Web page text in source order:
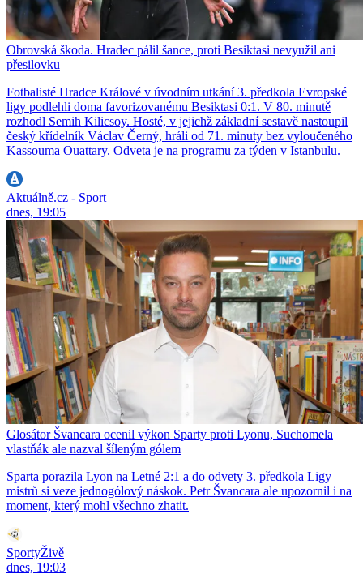
Obrovská škoda. Hradec pálil šance, proti Besiktasi nevyužil ani
přesilovku
Fotbalisté Hradce Králové v úvodním utkání 3. předkola Evropské
ligy podlehli doma favorizovanému Besiktasi 0:1. V 80. minutě
rozhodl Semih Kilicsoy. Hosté, v jejichž základní sestavě nastoupil
český křídelník Václav Černý, hráli od 71. minuty bez vyloučeného
Kassouma Ouattary. Odveta je na programu za týden v Istanbulu.
Aktuálně.cz - Sport
dnes, 19:05
Glosátor Švancara ocenil výkon Sparty proti Lyonu, Suchomela
vlastňák ale nazval šíleným gólem
Sparta porazila Lyon na Letné 2:1 a do odvety 3. předkola Ligy
mistrů si veze jednogólový náskok. Petr Švancara ale upozornil i na
moment, který mohl všechno zhatit.
SportyŽivě
dnes, 19:03